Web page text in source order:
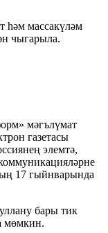
һәм массакүләм
чыгарыла.
мәгълүмат
газетасы
элемтә,
17 гыйнварында
бары тик
мөмкин.